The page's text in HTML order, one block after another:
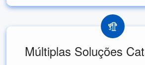
Múltiplas Soluções